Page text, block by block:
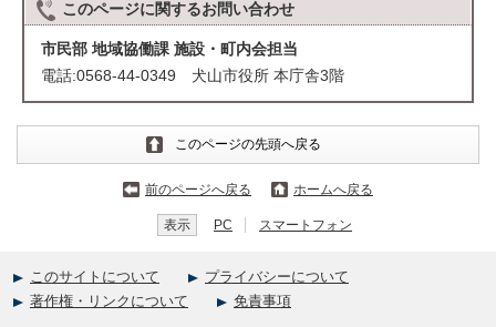
このページに関するお問い合わせ
市民部 地域協働課 施設・町内会担当
電話:0568-44-0349 犬山市役所 本庁舎3階
このページの先頭へ戻る
前のページへ戻る ホームへ戻る
表示 PC スマートフォン
このサイトについて
プライバシーについて
著作権・リンクについて
免責事項